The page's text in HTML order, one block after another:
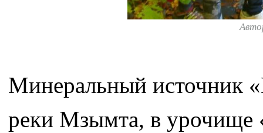
Минеральный источник
реки Мзымта, в урочище